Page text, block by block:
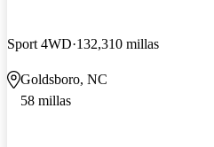
Sport 4WD 132,310 millas
Goldsboro, NC
58 millas